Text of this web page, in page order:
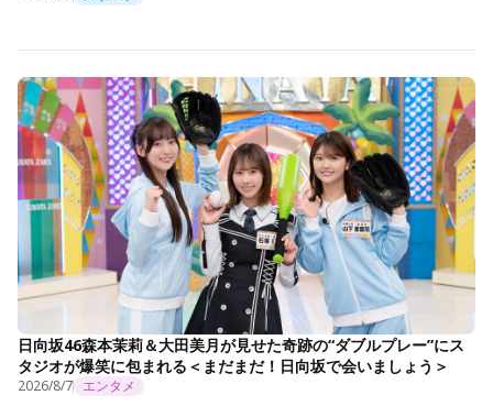
日向坂46森本茉莉＆大田美月が見せた奇跡の“ダブルプレー”にス
タジオが爆笑に包まれる＜まだまだ！日向坂で会いましょう＞
2026/8/7 エンタメ